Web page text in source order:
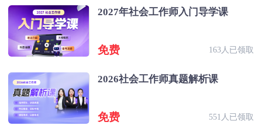
2027年社会工作师入门导学课
免费 163人已领取
2026社会工作师真题解析课
免费 551人已领取